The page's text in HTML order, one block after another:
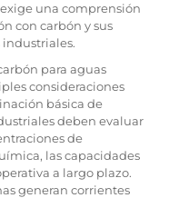
una comprensión
con carbón y sus
industriales.
para aguas
consideraciones
básica de
deben evaluar
de
las capacidades
a largo plazo.
generan corrientes